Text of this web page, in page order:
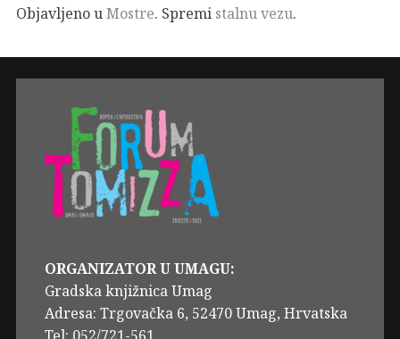
Objavljeno uMostre. Spremi stalnu vezu.
ORGANIZATOR U UMAGU:
Gradska knjižnica Umag
Adresa: Trgovačka 6, 52470 Umag, Hrvatska